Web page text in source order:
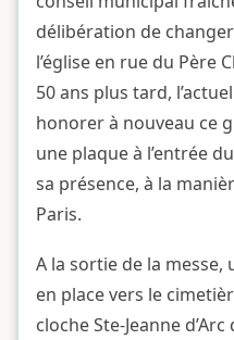
délibération de
l’église en rue du Père
50 ans plus tard,
honorer à nouveau ce
une plaque à l’entrée
sa présence, à la
Paris.
A la sortie de la messe,
en place vers le
cloche Ste-Jeanne